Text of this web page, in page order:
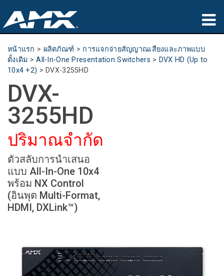
ผลิตภัณฑ์
การประยุกต์ใช้
Partners
ที่ซื้อสินค้า
การฝึกอบรม
การสนับสนุน
เกี่ยวกับ
หน้าแรก > ผลิตภัณฑ์ > การแจกจ่ายสัญญาณเสียงและภาพแบบ
ดั้งเดิม >All-In-One Presentation Switchers > DVX HD (Up to
10x4 +2) > DVX-3255HD
DVX-
3255HD
ปริมาณจำกัด
ตัวสลับการนำเสนอ
แบบ All-In-One 10x4
พร้อม NX Control
(อินพุต Multi-Format,
HDMI, DXLink™)